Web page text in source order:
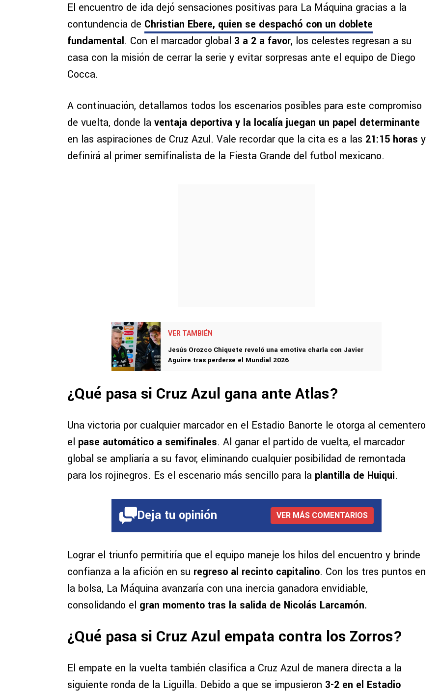
El encuentro de ida dejó sensaciones positivas para La Máquina gracias a la
contundencia de Christian Ebere, quien se despachó con un doblete
fundamental. Con el marcador global 3 a 2 a favor, los celestes regresan a su
casa con la misión de cerrar la serie y evitar sorpresas ante el equipo de Diego
Cocca.
A continuación, detallamos todos los escenarios posibles para este compromiso
de vuelta, donde la ventaja deportiva y la localía juegan un papel determinante
en las aspiraciones de Cruz Azul. Vale recordar que la cita es a las 21:15 horas y
definirá al primer semifinalista de la Fiesta Grande del futbol mexicano.
VER TAMBIÉN
Jesús Orozco Chiquete reveló una emotiva charla con Javier
Aguirre tras perderse el Mundial 2026
¿Qué pasa si Cruz Azul gana ante Atlas?
Una victoria por cualquier marcador en el Estadio Banorte le otorga al cementero
el pase automático a semifinales. Al ganar el partido de vuelta, el marcador
global se ampliaría a su favor, eliminando cualquier posibilidad de remontada
para los rojinegros. Es el escenario más sencillo para la plantilla de Huiqui.
Deja tu opinión VER MÁS COMENTARIOS
Lograr el triunfo permitiría que el equipo maneje los hilos del encuentro y brinde
confianza a la afición en su regreso al recinto capitalino. Con los tres puntos en
la bolsa, La Máquina avanzaría con una inercia ganadora envidiable,
consolidando el gran momento tras la salida de Nicolás Larcamón.
¿Qué pasa si Cruz Azul empata contra los Zorros?
El empate en la vuelta también clasifica a Cruz Azul de manera directa a la
siguiente ronda de la Liguilla. Debido a que se impusieron 3-2 en el Estadio